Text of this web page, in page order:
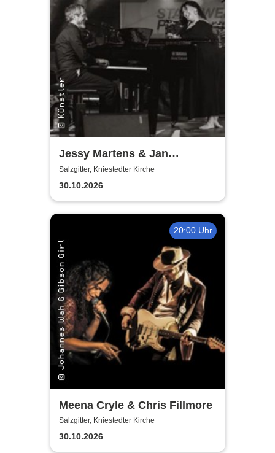
Jessy Martens & Jan
Fischer's Blues Support
Salzgitter, Kniestedter Kirche
30.10.2026
20:00 Uhr
Meena Cryle & Chris Fillmore
Salzgitter, Kniestedter Kirche
30.10.2026